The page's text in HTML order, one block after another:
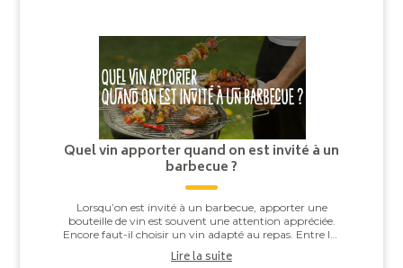
Quel vin apporter quand on est invité à un
barbecue ?
Lorsqu’on est invité à un barbecue, apporter une
bouteille de vin est souvent une attention appréciée.
Encore faut-il choisir un vin adapté au repas. Entre les
Lire la suite